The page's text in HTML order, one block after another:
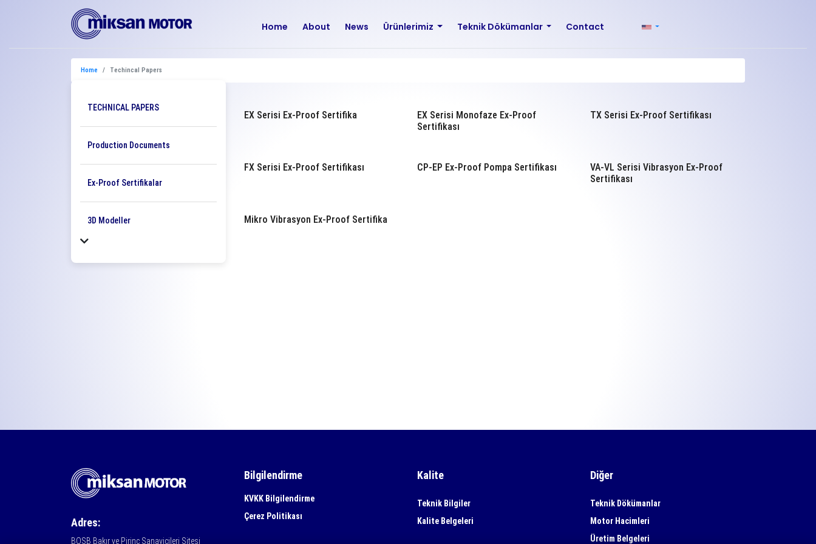
Home About News Ürünlerimiz Teknik Dökümanlar Contact
Home Techincal Papers
TECHNICAL PAPERS
Production Documents
Ex-Proof Sertifikalar
3D Modeller
EX Serisi Ex-Proof Sertifika
EX Serisi Monofaze Ex-Proof
Sertifikası
TX Serisi Ex-Proof Sertifikası
FX Serisi Ex-Proof Sertifikası CP-EP Ex-Proof Pompa Sertifikası
VA-VL Serisi Vibrasyon Ex-Proof
Sertifikası
Mikro Vibrasyon Ex-Proof Sertifika
Adres:
BOSB Bakır ve Pirinç Sanayicileri Sitesi
Bilgilendirme
KVKK Bilgilendirme
Çerez Politikası
Kalite
Teknik Bilgiler
Kalite Belgeleri
Diğer
Teknik Dökümanlar
Motor Hacimleri
Üretim Belgeleri